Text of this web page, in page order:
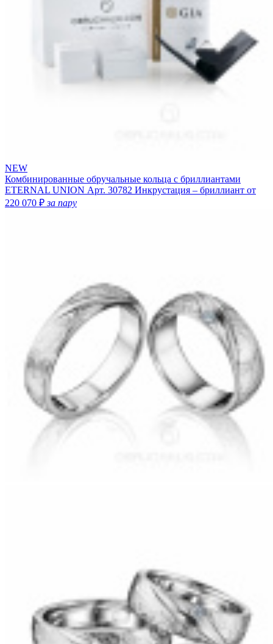
NEW
Комбинированные обручальные кольца с бриллиантами
ETERNAL UNION Арт. 30782 Инкрустация – бриллиант от
220 070 ₽за пару